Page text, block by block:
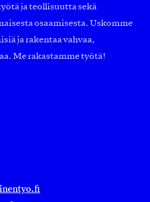
ja teollisuutta sekä
osaamisesta. Uskomme
ja rakentaa vahvaa,
Me rakastamme työtä!